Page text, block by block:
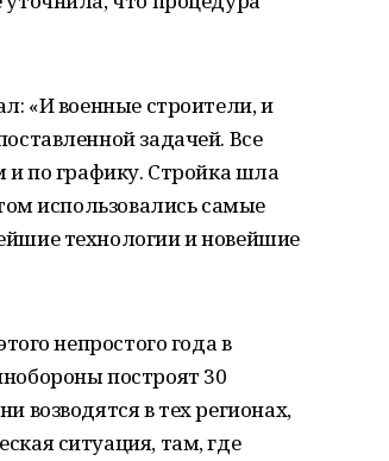
«И военные строители, и
задачей. Все
и по графику. Стройка шла
использовались самые
технологии и новейшие
непростого года в
построят 30
возводятся в тех регионах,
ситуация, там, где